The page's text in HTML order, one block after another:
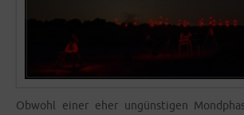
Obwohl einer eher ungüns­ti­gen